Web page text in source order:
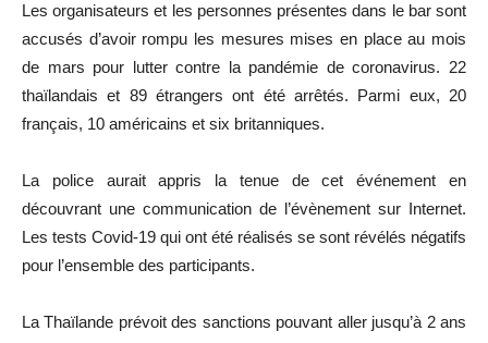
Les organisateurs et les personnes présentes dans le bar sont
accusés d’avoir rompu les mesures mises en place au mois
de mars pour lutter contre la pandémie de coronavirus. 22
thaïlandais et 89 étrangers ont été arrêtés. Parmi eux, 20
français, 10 américains et six britanniques.
La police aurait appris la tenue de cet événement en
découvrant une communication de l’évènement sur Internet.
Les tests Covid-19 qui ont été réalisés se sont révélés négatifs
pour l’ensemble des participants.
La Thaïlande prévoit des sanctions pouvant aller jusqu’à 2 ans